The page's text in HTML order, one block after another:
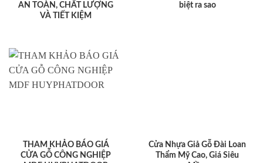
AN TOÀN, CHẤT LƯỢNG
VÀ TIẾT KIỆM
biệt ra sao
THAM KHẢO BÁO GIÁ
CỬA GỖ CÔNG NGHIỆP
Cửa Nhựa Giả Gỗ Đài Loan
Thẩm Mỹ Cao, Giá Siêu